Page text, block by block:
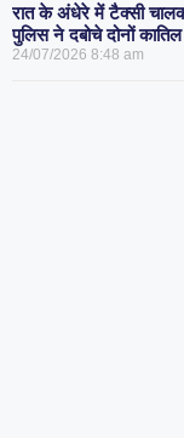
रात के अंधेरे में टैक्सी
पुलिस ने दबोचे दोनों कातिल
24/07/2026 8:48 am